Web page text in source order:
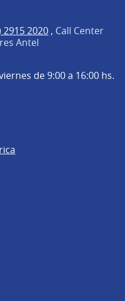
2915 2020 , Call Center
Antel
de 9:00 a 16:00 hs.